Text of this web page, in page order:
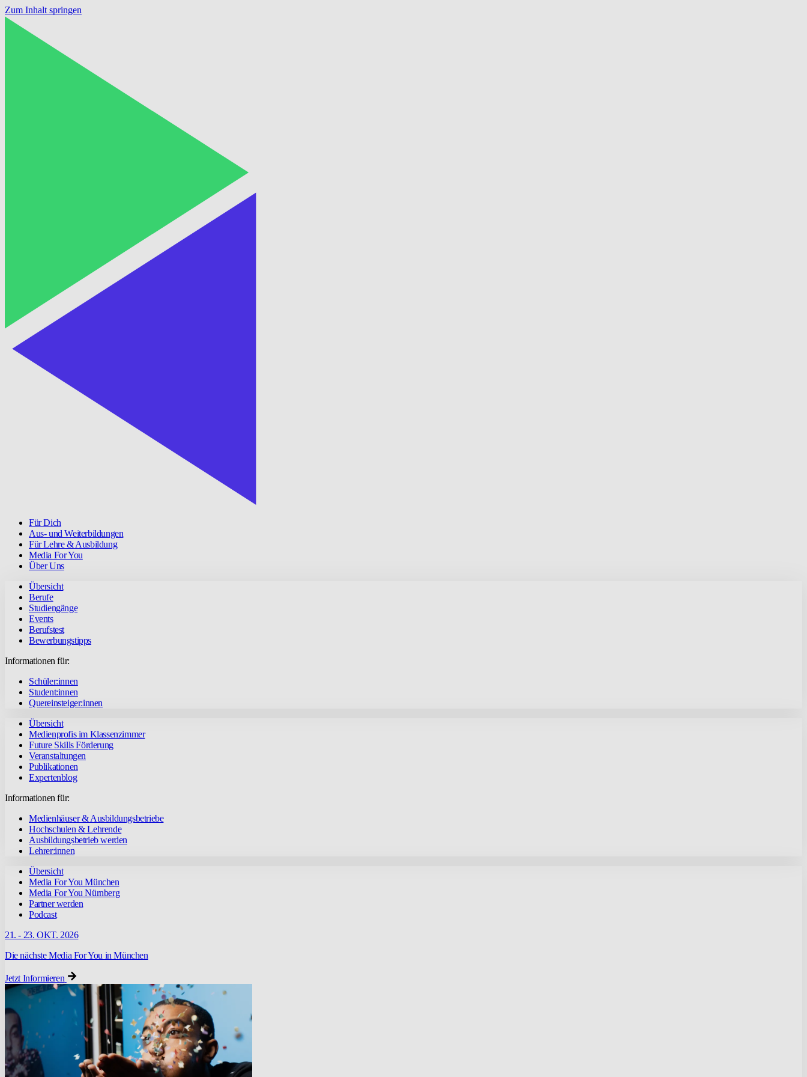
Zum Inhalt springen
Für Dich
Aus- und Weiterbildungen
Für Lehre & Ausbildung
Media For You
Über Uns
Übersicht
Berufe
Studiengänge
Events
Berufstest
Bewerbungstipps
Informationen für:
Schüler:innen
Student:innen
Quereinsteiger:innen
Übersicht
Medienprofis im Klassenzimmer
Future Skills Förderung
Veranstaltungen
Publikationen
Expertenblog
Informationen für:
Medienhäuser & Ausbildungsbetriebe
Hochschulen & Lehrende
Ausbildungsbetrieb werden
Lehrer:innen
Übersicht
Media For You München
Media For You Nürnberg
Partner werden
Podcast
21. - 23. OKT. 2026
Die nächste Media For You in München
Jetzt Informieren